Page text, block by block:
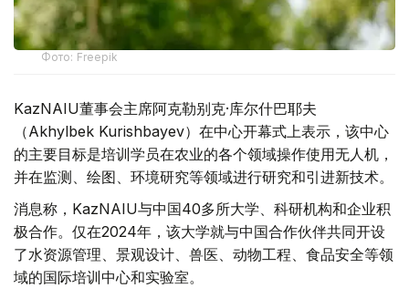
Фото: Freepik
KazNAIU董事会主席阿克勒别克·库尔什巴耶夫
（Akhylbek Kurishbayev）在中心开幕式上表示，该中心
的主要目标是培训学员在农业的各个领域操作使用无人机，
并在监测、绘图、环境研究等领域进行研究和引进新技术。
消息称，KazNAIU与中国40多所大学、科研机构和企业积
极合作。仅在2024年，该大学就与中国合作伙伴共同开设
了水资源管理、景观设计、兽医、动物工程、食品安全等领
域的国际培训中心和实验室。